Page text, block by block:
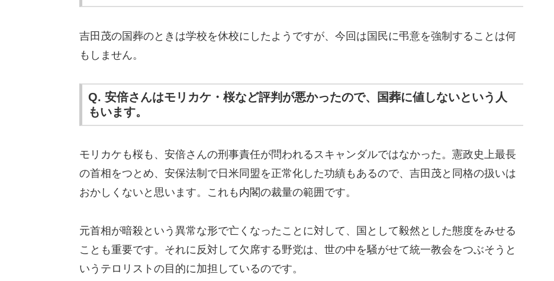
吉田茂の国葬のときは学校を休校にしたようですが、今回は国民に弔意を強制することは何
もしません。
Q. 安倍さんはモリカケ・桜など評判が悪かったので、国葬に値しないという人
もいます。
モリカケも桜も、安倍さんの刑事責任が問われるスキャンダルではなかった。憲政史上最長
の首相をつとめ、安保法制で日米同盟を正常化した功績もあるので、吉田茂と同格の扱いは
おかしくないと思います。これも内閣の裁量の範囲です。
元首相が暗殺という異常な形で亡くなったことに対して、国として毅然とした態度をみせる
ことも重要です。それに反対して欠席する野党は、世の中を騒がせて統一教会をつぶそうと
いうテロリストの目的に加担しているのです。